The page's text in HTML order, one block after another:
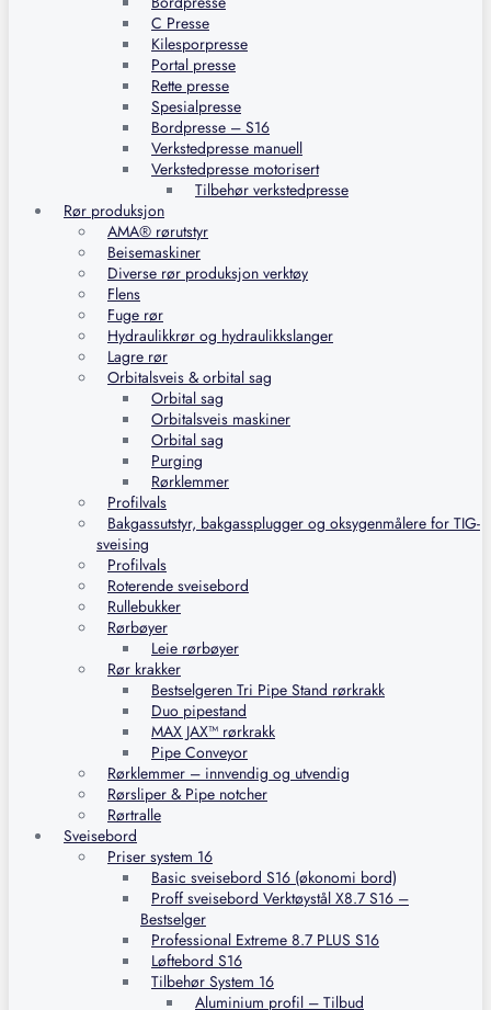
C Presse
Kilesporpresse
Portal presse
Rette presse
Spesialpresse
Bordpresse – S16
Verkstedpresse manuell
Verkstedpresse motorisert
Tilbehør verkstedpresse
Rør produksjon
AMA® rørutstyr
Beisemaskiner
Diverse rør produksjon verktøy
Flens
Fuge rør
Hydraulikkrør og hydraulikkslanger
Lagre rør
Orbitalsveis & orbital sag
Orbital sag
Orbitalsveis maskiner
Orbital sag
Purging
Rørklemmer
Profilvals
Bakgassutstyr, bakgassplugger og oksygenmålere for TIG-
sveising
Profilvals
Roterende sveisebord
Rullebukker
Rørbøyer
Leie rørbøyer
Rør krakker
Bestselgeren Tri Pipe Stand rørkrakk
Duo pipestand
MAX JAX™ rørkrakk
Pipe Conveyor
Rørklemmer – innvendig og utvendig
Rørsliper & Pipe notcher
Rørtralle
Sveisebord
Priser system 16
Basic sveisebord S16 (økonomi bord)
Proff sveisebord Verktøystål X8.7 S16 –
Bestselger
Professional Extreme 8.7 PLUS S16
Løftebord S16
Tilbehør System 16
Aluminium profil – Tilbud